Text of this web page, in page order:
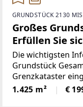
GRUNDSTÜCK 2130
Großes
Erfüllen Sie
Die wichtigsten
Grundstück
Grenzkataster
nicht
kein Kanal- oder
1.425 m² €